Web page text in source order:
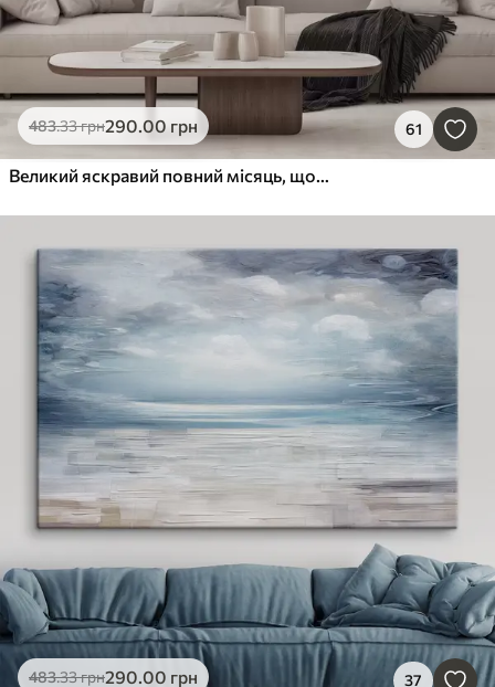
483.33грн290.00 грн 61
Великий яскравий повний місяць, що сходить над спокійним світловідбиваючим океаном на заході сонця
483.33грн290.00 грн 37